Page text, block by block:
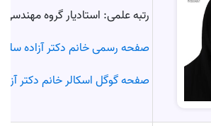
رتبه علمی: استادیار گروه مهندسی
صفحه رسمی خانم دکتر آزاده
صفحه گوگل اسکالر خانم دکتر